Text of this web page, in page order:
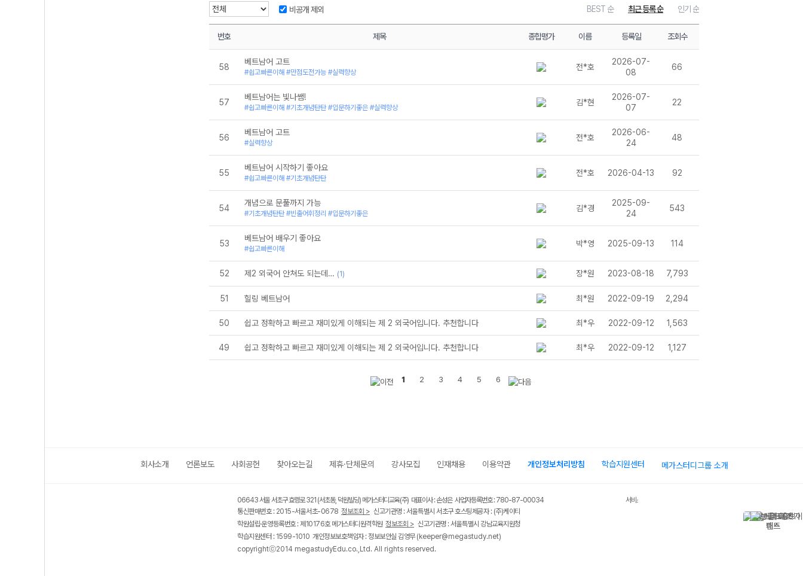
비공개 제외 BEST 순 최근 등록 순 인기 순
번호 제목 종합평가 이름 등록일 조회수
58
베트남어 고트
#쉽고빠른이해 #만점도전가능 #실력향상
전*호
2026-07-
08
66
57
베트남어는 빛나쌤!
#쉽고빠른이해 #기초개념탄탄 #입문하기좋은 #실력향상
김*현
2026-07-
07
22
56
베트남어 고트
#실력향상
전*호
2026-06-
24
48
55
베트남어 시작하기 좋아요
#쉽고빠른이해 #기초개념탄탄
전*호 2026-04-13 92
54
개념으로 문풀까지 가능
#기초개념탄탄 #빈출어휘정리 #입문하기좋은
김*경
2025-09-
24
543
53
베트남어 배우기 좋아요
#쉽고빠른이해
박*영 2025-09-13 114
52 제2 외국어 안쳐도 되는데… (1) 장*원 2023-08-18 7,793
51 힐링 베트남어 최*원 2022-09-19 2,294
50 쉽고 정확하고 빠르고 재미있게 이해되는 제 2 외국어입니다. 추천합니다 최*우 2022-09-12 1,563
49 쉽고 정확하고 빠르고 재미있게 이해되는 제 2 외국어입니다. 추천합니다 최*우 2022-09-12 1,127
1 2 3 4 5 6
회사소개 언론보도 사회공헌 찾아오는길 제휴·단체문의 강사모집 인재채용 이용약관 개인정보처리방침 학습지원센터 메가스터디그룹 소개
06643 서울 서초구 효령로 321 (서초동, 덕원빌딩) 메가스터디교육(주) 대표이사 : 손성은 사업자등록번호 : 780-87-00034
통신판매번호 : 2015-서울서초-0678 정보조회 > 신고기관명 : 서울특별시 서초구 호스팅제공자 : (주)케이티
학원설립·운영등록번호 : 제10176호 메가스터디원격학원 정보조회 > 신고기관명 : 서울특별시 강남교육지원청
학습지원센터 : 1599-1010 개인정보보호책임자 : 정보보안실 김영무(keeper@megastudy.net)
copyrightⓒ2014 megastudyEdu.co.,Ltd. All rights reserved.
서비스 가입사실 확인